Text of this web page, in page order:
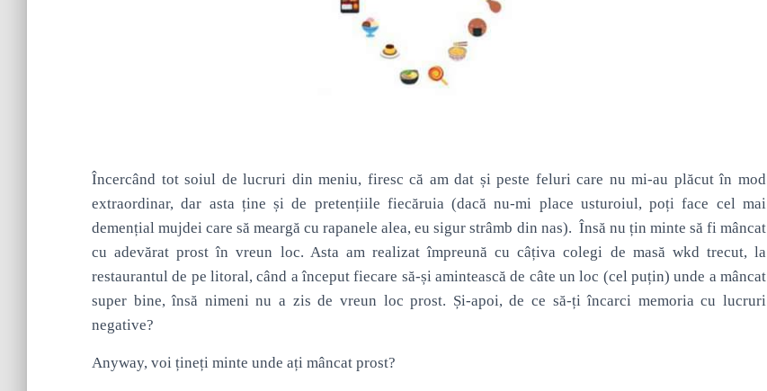
Încercând tot soiul de lucruri din meniu, firesc că am dat și peste feluri care nu mi-au plăcut în mod
extraordinar, dar asta ține și de pretențiile fiecăruia (dacă nu-mi place usturoiul, poți face cel mai
demențial mujdei care să meargă cu rapanele alea, eu sigur strâmb din nas). Însă nu țin minte să fi mâncat
cu adevărat prost în vreun loc. Asta am realizat împreună cu câțiva colegi de masă wkd trecut, la
restaurantul de pe litoral, când a început fiecare să-și amintească de câte un loc (cel puțin) unde a mâncat
super bine, însă nimeni nu a zis de vreun loc prost. Și-apoi, de ce să-ți încarci memoria cu lucruri
negative?
Anyway, voi țineți minte unde ați mâncat prost?